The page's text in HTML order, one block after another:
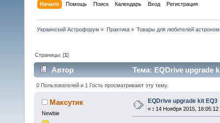
Начало Помощь Поиск Календарь Вход Регистрация
Украинский Астрофорум » Практика» Товары для любителей
Страницы: [1]
Автор Тема: EQDrive upgrade
0 Пользователей и 1 Гость просматривают эту тему.
Максутик
Newbie
EQDrive upgrade kit EQ3
« : 14 Ноября 2015, 18:05:12